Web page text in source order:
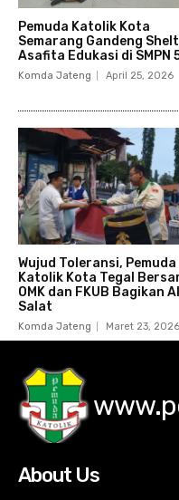
Pemuda Katolik Kota
Semarang Gandeng
Asafita Edukasi di SMPN
Komda Jateng April 25, 2026
Wujud Toleransi, Pemuda
Katolik Kota Tegal
OMK dan FKUB Bagikan
Salat
Komda Jateng Maret 23, 2026
About Us